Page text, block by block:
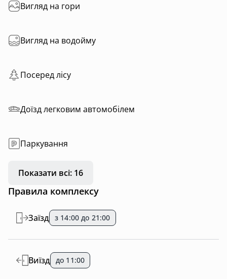
Вигляд на гори
Вигляд на водойму
Посеред лісу
Доїзд легковим автомобілем
Паркування
Показати всі: 16
Правила комплексу
Заїзд з 14:00 до 21:00
Виїзд до 11:00